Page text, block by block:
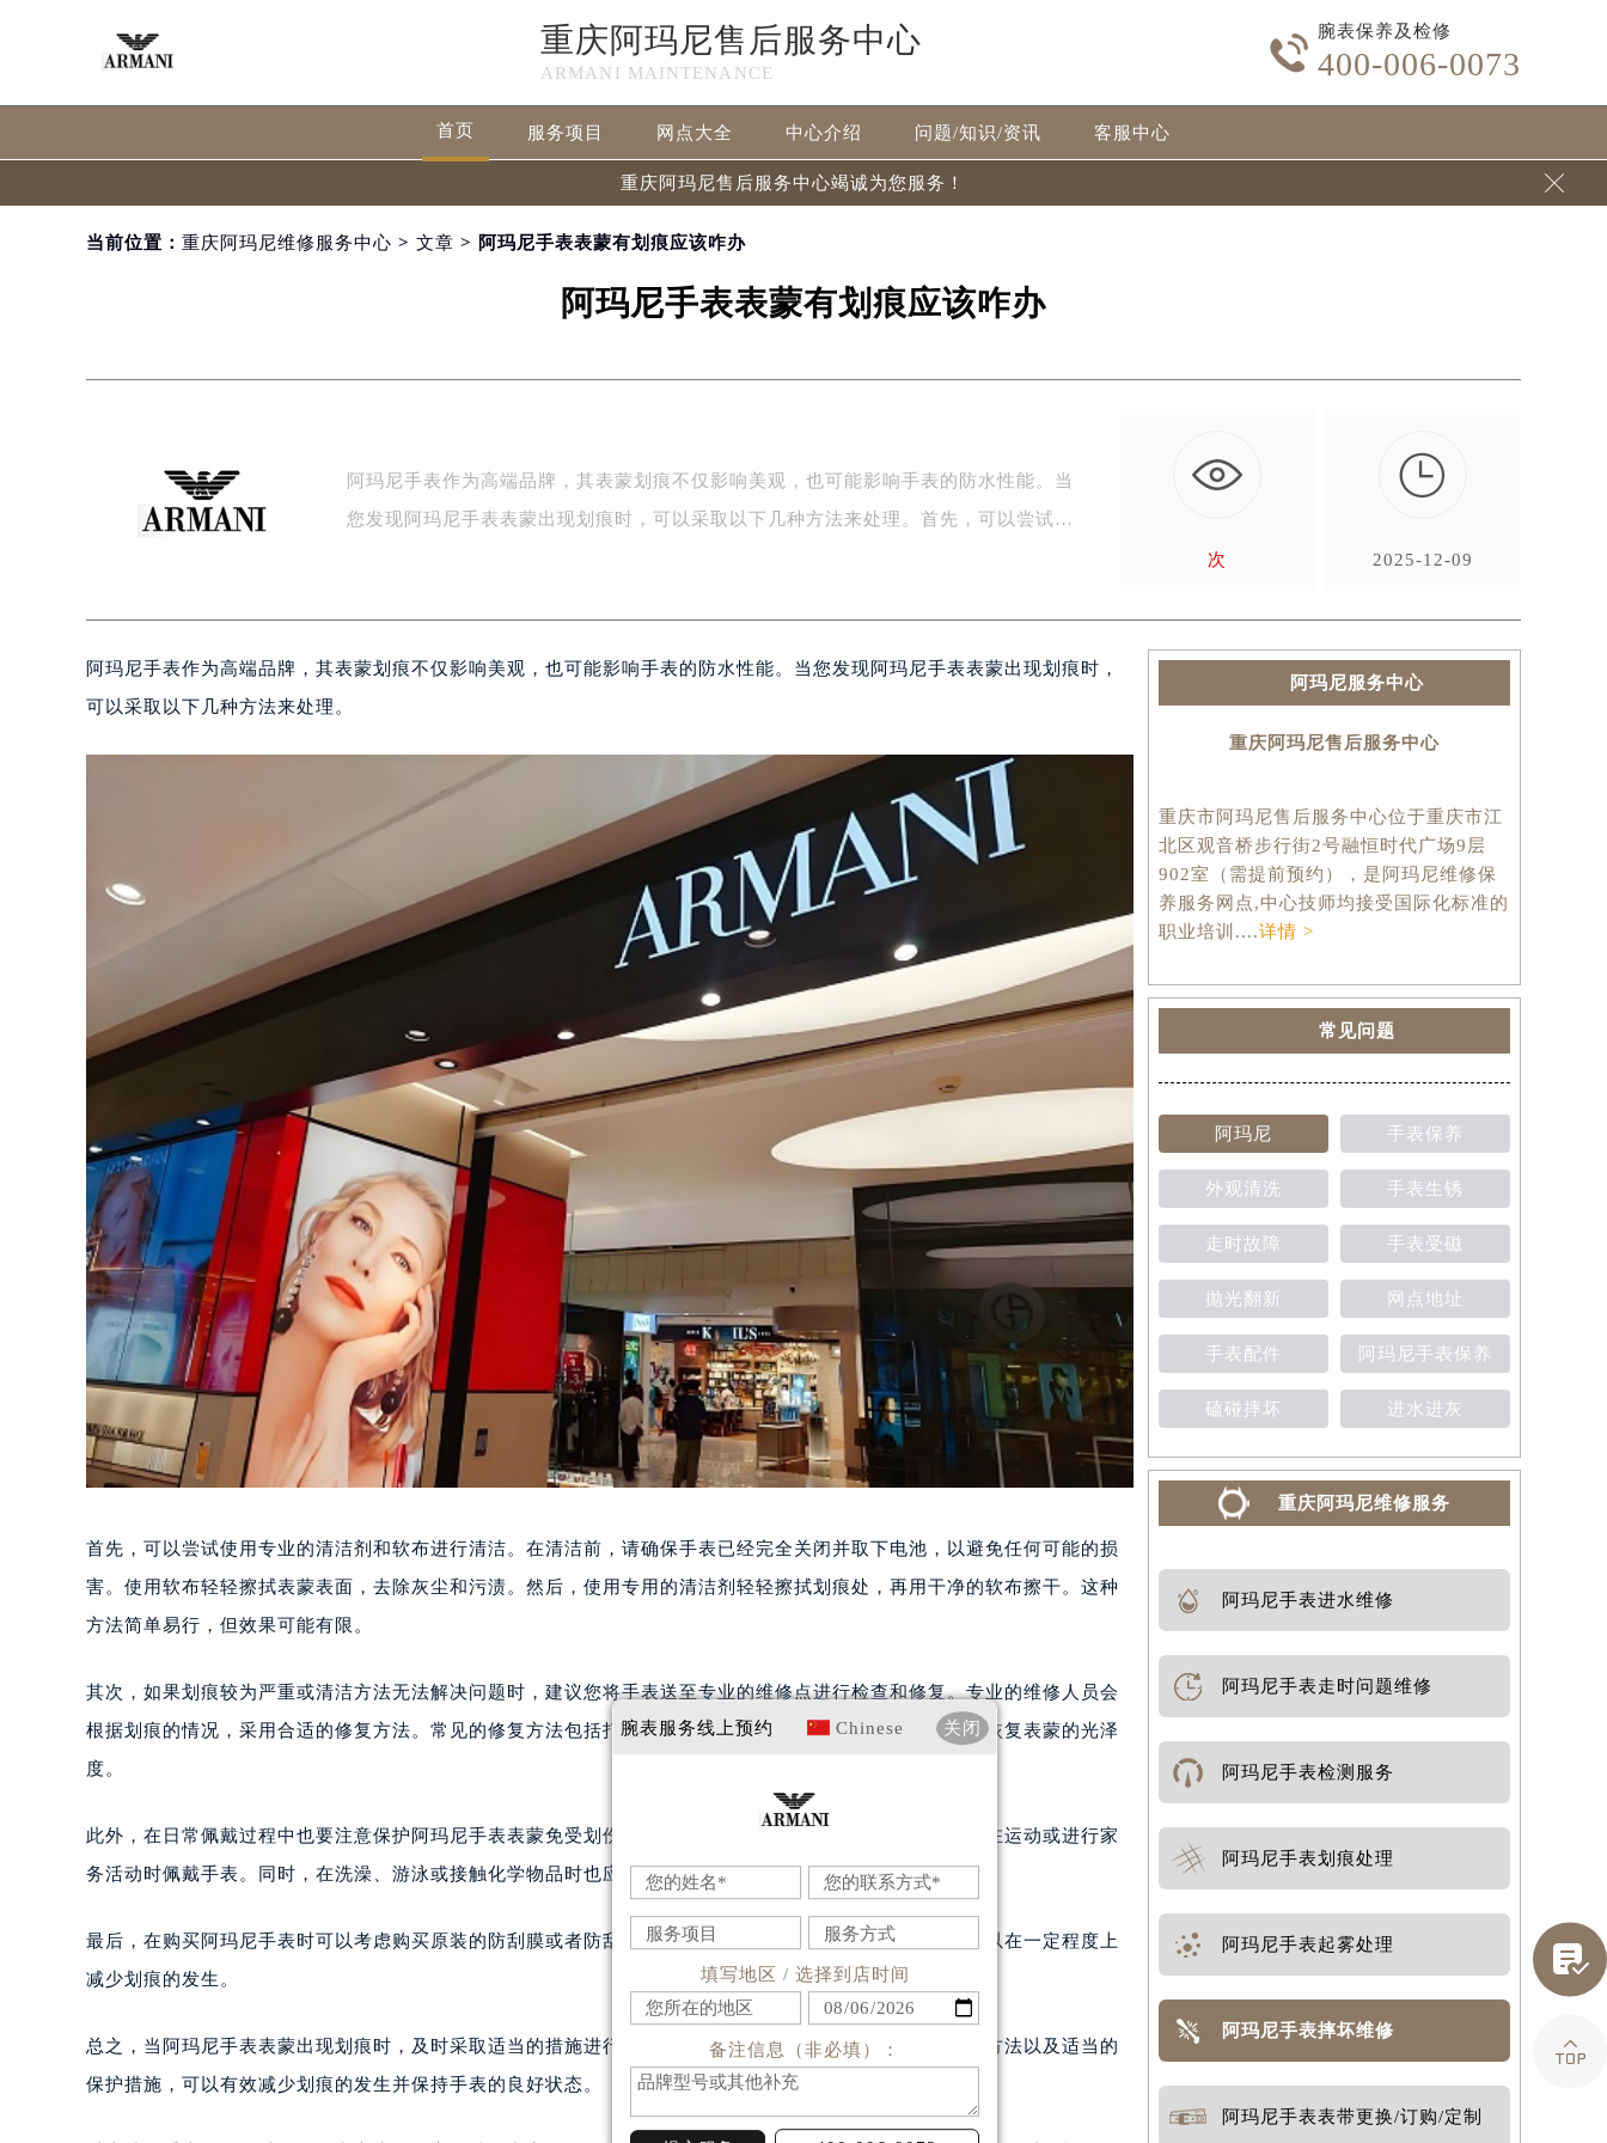
重庆阿玛尼售后服务中心
ARMANI MAINTENANCE

腕表保养及检修
400-006-0073
首页 服务项目 网点大全 中心介绍 问题/知识/资讯 客服中心
重庆阿玛尼售后服务中心竭诚为您服务！ 
当前位置： 重庆阿玛尼维修服务中心 > 文章 > 阿玛尼手表表蒙有划痕应该咋办
阿玛尼手表表蒙有划痕应该咋办
阿玛尼手表作为高端品牌，其表蒙划痕不仅影响美观，也可能影响手表的防水性能。当
您发现阿玛尼手表表蒙出现划痕时，可以采取以下几种方法来处理。首先，可以尝试…
次

2025-12-09
阿玛尼手表作为高端品牌，其表蒙划痕不仅影响美观，也可能影响手表的防水性能。当您发现阿玛尼手表表蒙出现划痕时，
可以采取以下几种方法来处理。
首先，可以尝试使用专业的清洁剂和软布进行清洁。在清洁前，请确保手表已经完全关闭并取下电池，以避免任何可能的损
害。使用软布轻轻擦拭表蒙表面，去除灰尘和污渍。然后，使用专用的清洁剂轻轻擦拭划痕处，再用干净的软布擦干。这种
方法简单易行，但效果可能有限。
其次，如果划痕较为严重或清洁方法无法解决问题时，建议您将手表送至专业的维修点进行检查和修复。专业的维修人员会
根据划痕的情况，采用合适的修复方法。常见的修复方法包括打磨、抛光等。这些方法能够有效去除划痕，恢复表蒙的光泽
度。
此外，在日常佩戴过程中也要注意保护阿玛尼手表表蒙免受划伤。佩戴时避免与硬物直接接触，并尽量减少在运动或进行家
务活动时佩戴手表。同时，在洗澡、游泳或接触化学物品时也应取下手表以防止表蒙受损。
最后，在购买阿玛尼手表时可以考虑购买原装的防刮膜或者防刮涂层来增加表蒙的耐刮性。这些保护措施可以在一定程度上
减少划痕的发生。
总之，当阿玛尼手表表蒙出现划痕时，及时采取适当的措施进行处理是非常重要的。通过正确的清洁和维护方法以及适当的
保护措施，可以有效减少划痕的发生并保持手表的良好状态。
阿玛尼服务中心
重庆阿玛尼售后服务中心
重庆市阿玛尼售后服务中心位于重庆市江
北区观音桥步行街2号融恒时代广场9层
902室（需提前预约），是阿玛尼维修保
养服务网点,中心技师均接受国际化标准的
职业培训....详情 >
常见问题
阿玛尼 手表保养
外观清洗 手表生锈
走时故障 手表受磁
抛光翻新 网点地址
手表配件 阿玛尼手表保养
磕碰摔坏 进水进灰
重庆阿玛尼维修服务
阿玛尼手表进水维修
阿玛尼手表走时问题维修
阿玛尼手表检测服务
阿玛尼手表划痕处理
阿玛尼手表起雾处理
阿玛尼手表摔坏维修
阿玛尼手表表带更换/订购/定制


腕表服务线上预约 Chinese 关闭
填写地区 / 选择到店时间
备注信息（非必填）：